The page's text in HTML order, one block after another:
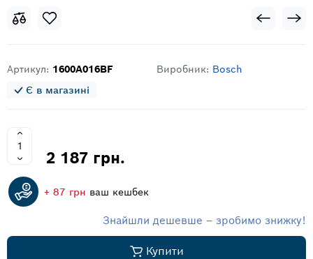
Артикул: 1600A016BF Виробник: Bosch
Є в магазині
2 187 грн.
+ 87 грн ваш кешбек
Знайшли дешевше – зробимо знижку!
Купити